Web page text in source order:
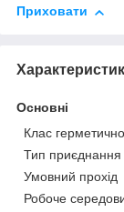
Приховати
Основні
Клас
Тип приєднання
Умовний прохід
Робоче